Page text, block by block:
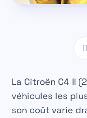
La Citroën C4 II
véhicules les
son coût varie